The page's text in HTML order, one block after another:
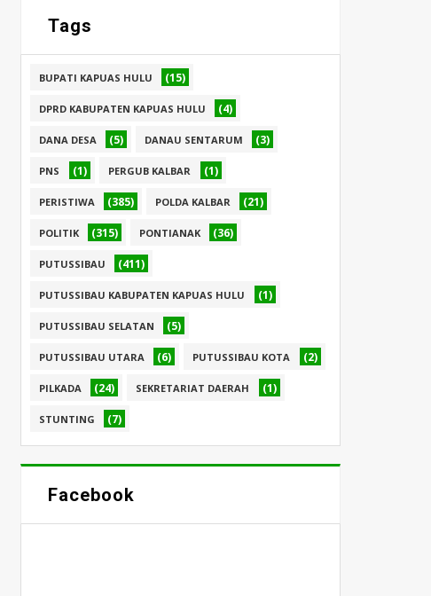
Tags
BUPATI KAPUAS HULU (15)
DPRD KABUPATEN KAPUAS HULU (4)
DANA DESA (5) DANAU SENTARUM (3)
PNS (1) PERGUB KALBAR (1)
PERISTIWA (385) POLDA KALBAR (21)
POLITIK (315) PONTIANAK (36)
PUTUSSIBAU (411)
PUTUSSIBAU KABUPATEN KAPUAS HULU (1)
PUTUSSIBAU SELATAN (5)
PUTUSSIBAU UTARA (6) PUTUSSIBAU KOTA (2)
PILKADA (24) SEKRETARIAT DAERAH (1)
STUNTING (7)
Facebook